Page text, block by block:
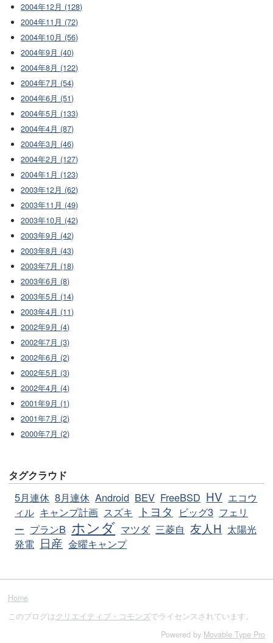
2004年12月 (128)
2004年11月 (72)
2004年10月 (56)
2004年9月 (40)
2004年8月 (122)
2004年7月 (54)
2004年6月 (51)
2004年5月 (133)
2004年4月 (87)
2004年3月 (46)
2004年2月 (127)
2004年1月 (123)
2003年12月 (62)
2003年11月 (49)
2003年10月 (42)
2003年9月 (42)
2003年8月 (43)
2003年7月 (18)
2003年6月 (8)
2003年5月 (14)
2003年4月 (11)
2002年9月 (4)
2002年7月 (3)
2002年6月 (2)
2002年5月 (3)
2002年4月 (4)
2001年9月 (1)
2001年7月 (2)
2000年7月 (2)
タグクラウド
5月連休 8月連休 Android BEV FreeBSD HV エコウ
ィル キャンプ計画 スズキ トヨタ ビッグ3 フェリ
ー プランB ホンダ マツダ 三菱自 友人H 太陽光
発電 日産 金曜キャンプ
Home
このブログはクリエイティブ・コモンズでライセンスされています。
Powered by Movable Type Pro